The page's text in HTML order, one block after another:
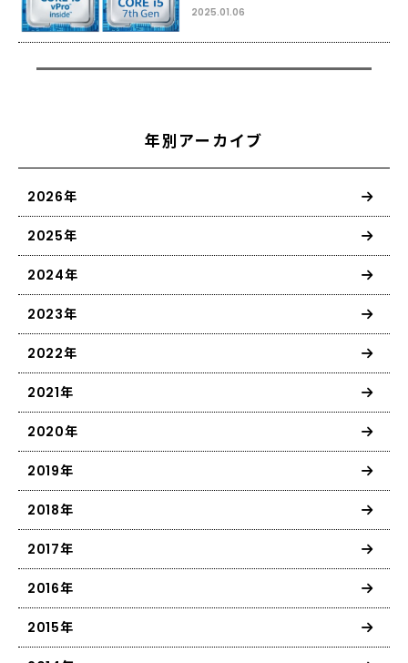
2025.01.06
年別アーカイブ
2026年
2025年
2024年
2023年
2022年
2021年
2020年
2019年
2018年
2017年
2016年
2015年